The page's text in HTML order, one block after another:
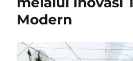
Modern